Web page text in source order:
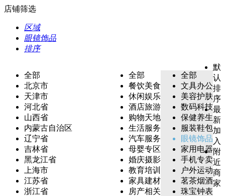
店铺筛选
区域
眼镜饰品
排序
全部
北京市
天津市
河北省
山西省
内蒙古自治区
辽宁省
吉林省
黑龙江省
上海市
江苏省
浙江省
全部
餐饮美食
休闲娱乐
酒店旅游
购物天地
生活服务
汽车服务
母婴专区
婚庆摄影
教育培训
家具建材
房产相关
全部
文具办公
美容护肤
数码科技
保健养生
服装鞋包
眼镜饰品
家用电器
手机专卖
户外运动
茗茶烟酒
珠宝钟表
默
认
排
序
最
新
加
入
附
近
商
家